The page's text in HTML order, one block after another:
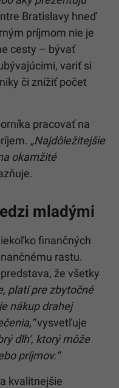
Bratislavy hneď
príjmom nie je
cesty – bývať
variť si
či znížiť počet
pracovať na
„Najdôležitejšie
okamžité
mladými
finančných
rastu.
že všetky
platí pre zbytočné
nákup drahej
vysvetľuje
dlh‘, ktorý môže
príjmov.“
kvalitnejšie